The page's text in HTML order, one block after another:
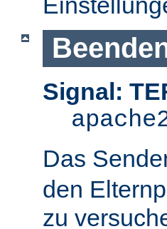
Signal:
Das
den
zu